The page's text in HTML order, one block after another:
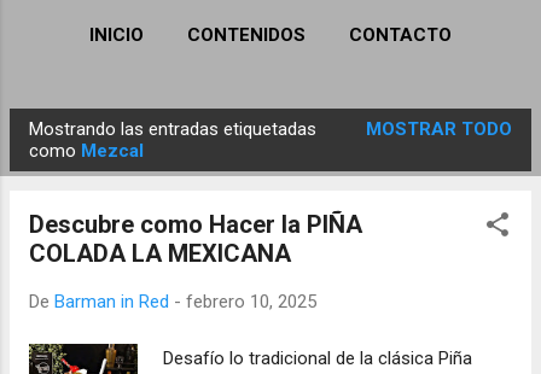
INICIO CONTENIDOS CONTACTO
n
Mostrando las entradas etiquetadas
como Mezcal
MOSTRAR TODO
Descubre como Hacer la PIÑA
COLADA LA MEXICANA
De Barman in Red - febrero 10, 2025
Desafío lo tradicional de la clásica Piña